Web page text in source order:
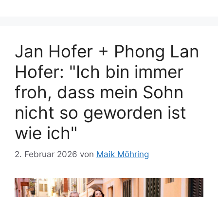
Jan Hofer + Phong Lan
Hofer: "Ich bin immer
froh, dass mein Sohn
nicht so geworden ist
wie ich"
2. Februar 2026 von Maik Möhring